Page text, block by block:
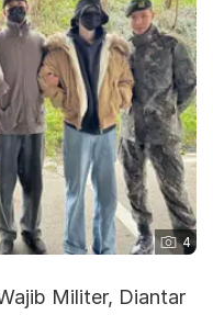
4
Militer, Diantar